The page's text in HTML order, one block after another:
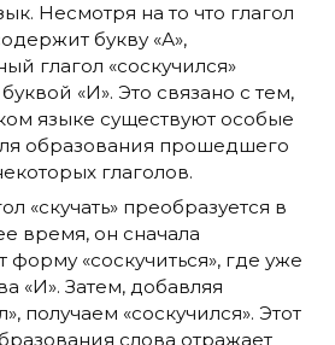
Несмотря на то что глагол
букву «А»,
глагол «соскучился»
«И». Это связано с тем,
языке существуют особые
образования прошедшего
глаголов.
«скучать» преобразуется в
время, он сначала
форму «соскучиться», где уже
«И». Затем, добавляя
получаем «соскучился». Этот
слова отражает